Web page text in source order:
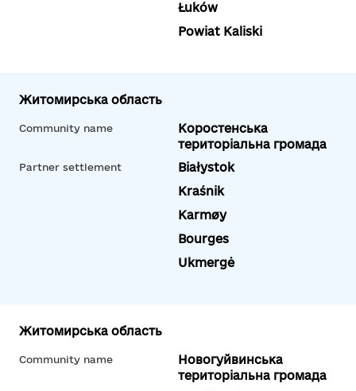
Łuków
Powiat Kaliski
Житомирська область
Community name
Коростенська
територіальна громада
Partner settlement
Białystok
Kraśnik
Karmøy
Bourges
Ukmergė
Житомирська область
Community name
Новогуйвинська
територіальна громада